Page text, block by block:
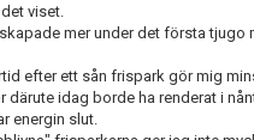
viset.
mer under det första tjugo
efter ett sån frispark gör mig
därute idag borde ha renderat i
energin slut.